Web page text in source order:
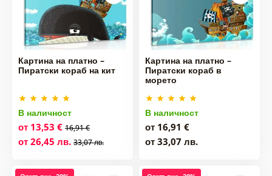
Картина на платно –
Пиратски кораб на кит
В наличност
от 13,53 € 16,91 €
от 26,45 лв. 33,07 лв.
Картина на платно –
Пиратски кораб в
морето
В наличност
от 16,91 €
от 33,07 лв.